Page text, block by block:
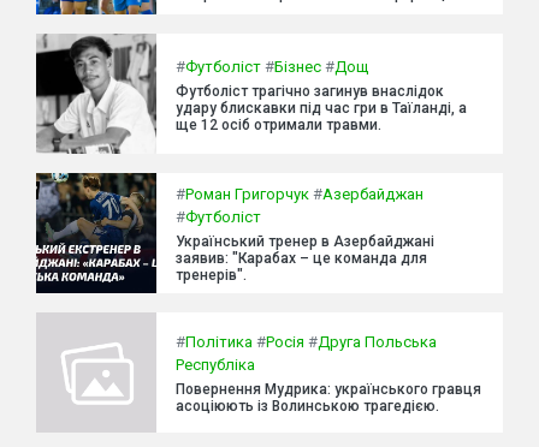
#Футболіст #Бізнес #Дощ
Футболіст трагічно загинув внаслідок
удару блискавки під час гри в Таїланді, а
ще 12 осіб отримали травми.
#Роман Григорчук #Азербайджан
#Футболіст
Український тренер в Азербайджані
заявив: "Карабах – це команда для
тренерів".
#Політика #Росія #Друга Польська
Республіка
Повернення Мудрика: українського гравця
асоціюють із Волинською трагедією.